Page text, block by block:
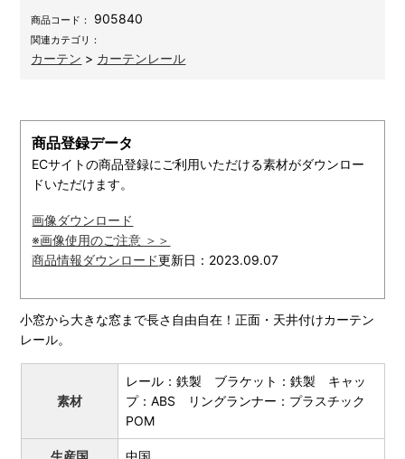
商品コード： 905840
関連カテゴリ：
カーテン > カーテンレール
商品登録データ
ECサイトの商品登録にご利用いただける素材がダウンロー
ドいただけます。
画像ダウンロード
※画像使用のご注意 ＞＞
商品情報ダウンロード更新日：2023.09.07
小窓から大きな窓まで長さ自由自在！正面・天井付けカーテン
レール。
素材
レール：鉄製 ブラケット：鉄製 キャッ
プ：ABS リングランナー：プラスチック
POM